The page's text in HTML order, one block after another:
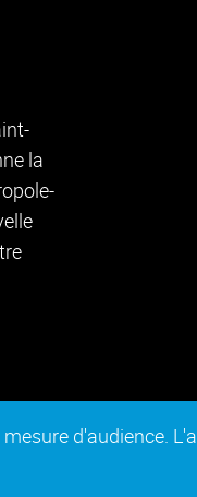
d'audience.